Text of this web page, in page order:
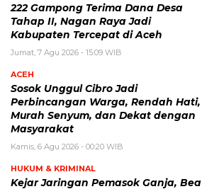
222 Gampong Terima Dana Desa
Tahap II, Nagan Raya Jadi
Kabupaten Tercepat di Aceh
Jumat, 7 Agu 2026 - 15:09 WIB
ACEH
Sosok Unggul Cibro Jadi
Perbincangan Warga, Rendah Hati,
Murah Senyum, dan Dekat dengan
Masyarakat
Kamis, 6 Agu 2026 - 00:20 WIB
HUKUM & KRIMINAL
Kejar Jaringan Pemasok Ganja, Bea